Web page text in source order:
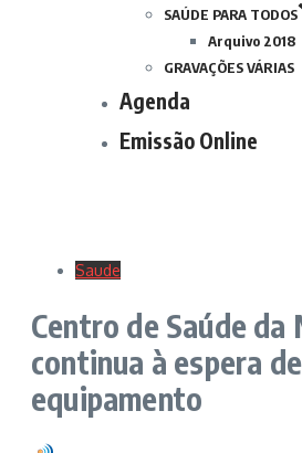
SAÚDE PARA TODOS
Arquivo 2018
GRAVAÇÕES VÁRIAS
Agenda
Emissão Online
Saude
Centro de Saúde da
continua à espera de
equipamento